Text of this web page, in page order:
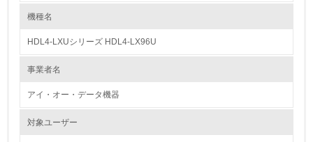
機種名
HDL4-LXUシリーズ HDL4-LX96U
事業者名
アイ・オー・データ機器
対象ユーザー